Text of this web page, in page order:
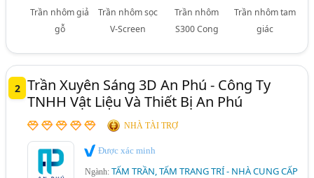
Trần nhôm giả
gỗ
Trần nhôm sọc
V-Screen
Trần nhôm
S300 Cong
Trần nhôm tam
giác
2 Trần Xuyên Sáng 3D An Phú - Công Ty
TNHH Vật Liệu Và Thiết Bị An Phú
NHÀ TÀI TRỢ
Được xác minh
Ngành:TẤM TRẦN, TẤM TRANG TRÍ - NHÀ CUNG CẤP